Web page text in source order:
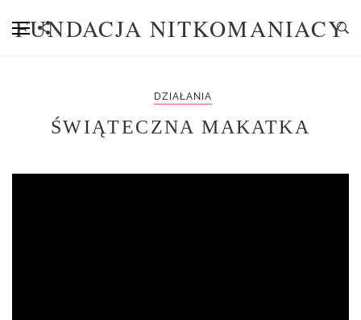
FUNDACJA NITKOMANIACY
DZIAŁANIA
ŚWIĄTECZNA MAKATKA